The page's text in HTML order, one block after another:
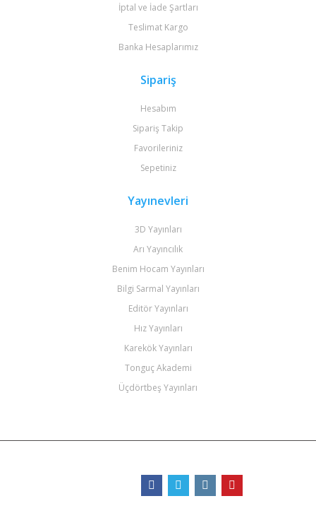
İptal ve İade Şartları
Teslimat Kargo
Banka Hesaplarımız
Sipariş
Hesabım
Sipariş Takip
Favorileriniz
Sepetiniz
Yayınevleri
3D Yayınları
Arı Yayıncılık
Benim Hocam Yayınları
Bilgi Sarmal Yayınları
Editör Yayınları
Hız Yayınları
Karekök Yayınları
Tonguç Akademi
Üçdörtbeş Yayınları